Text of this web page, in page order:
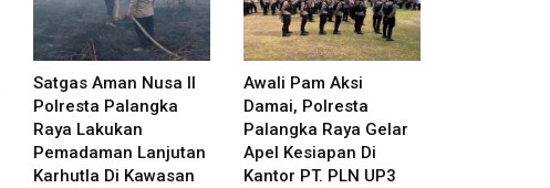
Satgas Aman Nusa II
Polresta Palangka
Raya Lakukan
Pemadaman Lanjutan
Karhutla Di Kawasan
Awali Pam Aksi
Damai, Polresta
Palangka Raya Gelar
Apel Kesiapan Di
Kantor PT. PLN UP3